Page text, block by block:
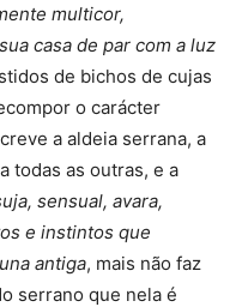
multicor,
casa de par com a luz
de bichos de cujas
o carácter
a aldeia serrana, a
todas as outras, e a
sensual, avara,
e instintos que
antiga, mais não faz
serrano que nela é